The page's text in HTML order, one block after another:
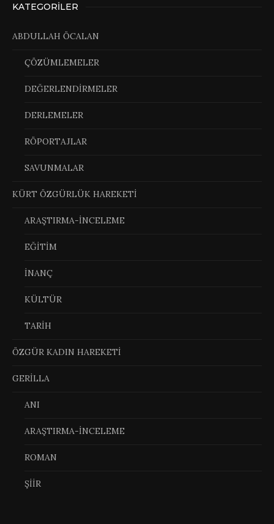
KATEGORILER
ABDULLAH ÖCALAN
ÇÖZÜMLEMELER
DEĞERLENDİRMELER
DERLEMELER
RÖPORTAJLAR
SAVUNMALAR
KÜRT ÖZGÜRLÜK HAREKETİ
ARAŞTIRMA-İNCELEME
EĞİTİM
İNANÇ
KÜLTÜR
TARİH
ÖZGÜR KADIN HAREKETİ
GERİLLA
ANI
ARAŞTIRMA-İNCELEME
ROMAN
ŞİİR